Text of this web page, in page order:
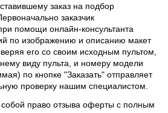
заказ на подбор
заказчик
помощи онлайн-консультанта
по изображению и описанию макет
его со своим исходным пультом,
виду пульта, и номеру модели
по кнопке "Заказать" отправляет
проверку нашим специалистом.
собой право отзыва оферты с полным